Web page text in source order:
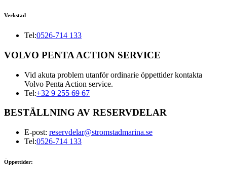
Verkstad
Tel:0526-714 133
VOLVO PENTA ACTION SERVICE
Vid akuta problem utanför ordinarie öppettider kontakta
Volvo Penta Action service.
Tel:+32 9 255 69 67
BESTÄLLNING AV RESERVDELAR
E-post: reservdelar@stromstadmarina.se
Tel:0526-714 133
Öppettider: